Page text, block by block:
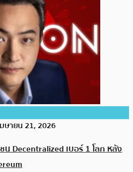
มษายน 21, 2026
น Decentralized เบอร์ 1 โลก หลัง